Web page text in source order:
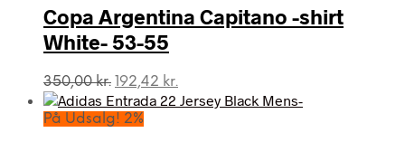
1.200,00 kr..1.181,25 kr..
Copa Argentina Capitano -shirt
White- 53-55
350,00kr. Den
oprindelige
pris
192,42 kr.
aktuelle
På Udsalg! 2%